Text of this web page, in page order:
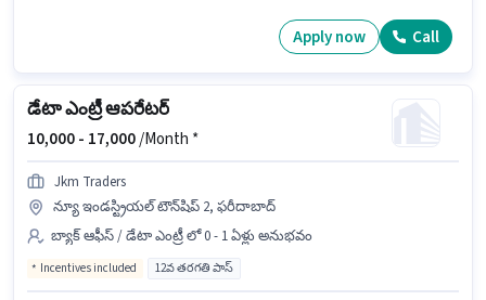
Apply now Call
డేటా ఎంట్రీ ఆపరేటర్
10,000 - 17,000/Month *
Jkm Traders
న్యూ ఇండస్ట్రియల్ టౌన్‌షిప్ 2, ఫరీదాబాద్
బ్యాక్ ఆఫీస్ / డేటా ఎంట్రీ లో 0 - 1 ఏళ్లు అనుభవం
Incentives included 12వ తరగతి పాస్